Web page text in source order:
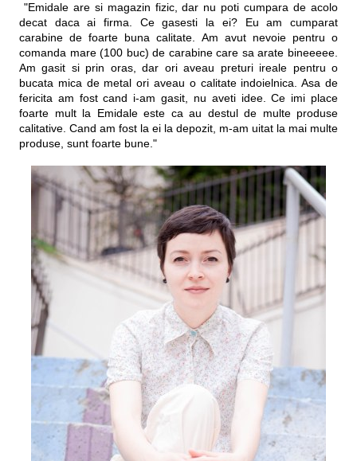
"Emidale are si magazin fizic, dar nu poti cumpara de acolo
decat daca ai firma. Ce gasesti la ei? Eu am cumparat
carabine de foarte buna calitate. Am avut nevoie pentru o
comanda mare (100 buc) de carabine care sa arate bineeeee.
Am gasit si prin oras, dar ori aveau preturi ireale pentru o
bucata mica de metal ori aveau o calitate indoielnica. Asa de
fericita am fost cand i-am gasit, nu aveti idee. Ce imi place
foarte mult la Emidale este ca au destul de multe produse
calitative. Cand am fost la ei la depozit, m-am uitat la mai multe
produse, sunt foarte bune."